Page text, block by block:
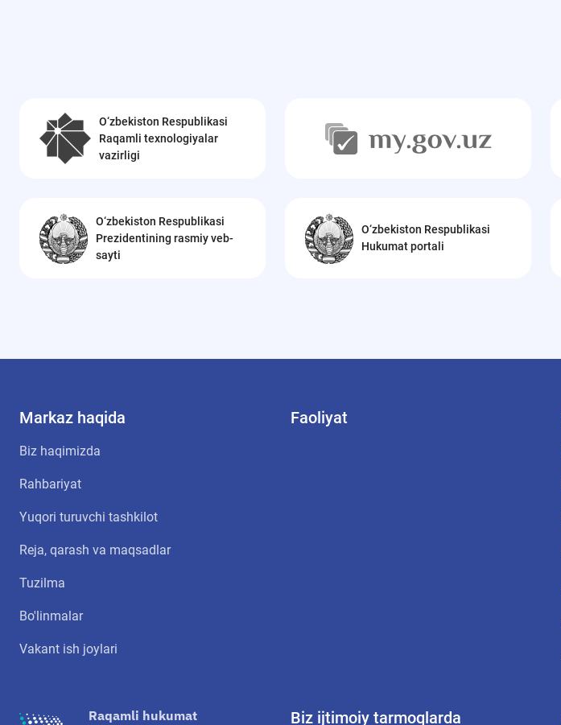
O‘zbekiston Respublikasi
Raqamli texnologiyalar
vazirligi
O‘zbekiston Respublikasi
Prezidentining rasmiy veb-
sayti
O‘zbekiston Respublikasi
Hukumat portali
Markaz haqida
Biz haqimizda
Rahbariyat
Yuqori turuvchi tashkilot
Reja, qarash va maqsadlar
Tuzilma
Bo'linmalar
Vakant ish joylari
Faoliyat
Raqamli hukumat
Biz ijtimoiy tarmoqlarda